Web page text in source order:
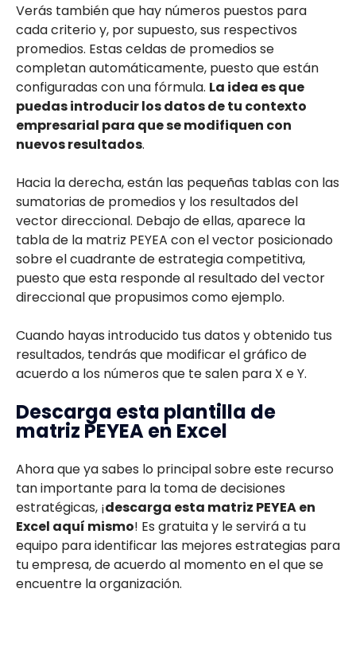
Verás también que hay números puestos para
cada criterio y, por supuesto, sus respectivos
promedios. Estas celdas de promedios se
completan automáticamente, puesto que están
configuradas con una fórmula. La idea es que
puedas introducir los datos de tu contexto
empresarial para que se modifiquen con
nuevos resultados.
Hacia la derecha, están las pequeñas tablas con las
sumatorias de promedios y los resultados del
vector direccional. Debajo de ellas, aparece la
tabla de la matriz PEYEA con el vector posicionado
sobre el cuadrante de estrategia competitiva,
puesto que esta responde al resultado del vector
direccional que propusimos como ejemplo.
Cuando hayas introducido tus datos y obtenido tus
resultados, tendrás que modificar el gráfico de
acuerdo a los números que te salen para X e Y.
Descarga esta plantilla de
matriz PEYEA en Excel
Ahora que ya sabes lo principal sobre este recurso
tan importante para la toma de decisiones
estratégicas, ¡descarga esta matriz PEYEA en
Excel aquí mismo! Es gratuita y le servirá a tu
equipo para identificar las mejores estrategias para
tu empresa, de acuerdo al momento en el que se
encuentre la organización.